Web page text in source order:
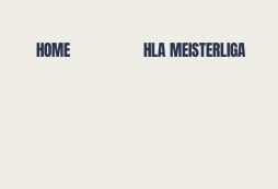
HOME HLA MEISTERLIGA